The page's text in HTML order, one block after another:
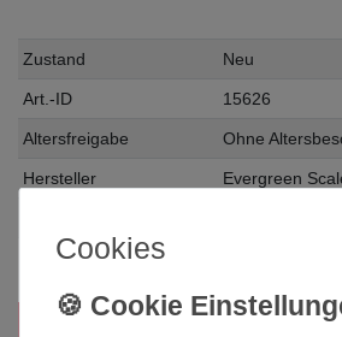
Zustand Neu
Art.-ID 15626
Altersfreigabe Ohne
Hersteller Evergreen
Inhalt
Das passt zu diesem Produkt:
Cookies